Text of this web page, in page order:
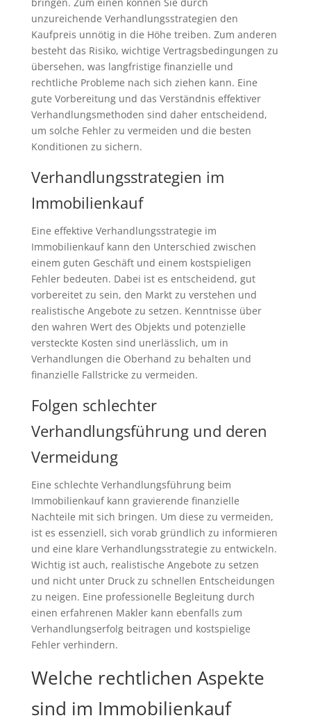
unzureichende Verhandlungsstrategien den
Kaufpreis unnötig in die Höhe treiben. Zum anderen
besteht das Risiko, wichtige Vertragsbedingungen zu
übersehen, was langfristige finanzielle und
rechtliche Probleme nach sich ziehen kann. Eine
gute Vorbereitung und das Verständnis effektiver
Verhandlungsmethoden sind daher entscheidend,
um solche Fehler zu vermeiden und die besten
Konditionen zu sichern.
Verhandlungsstrategien im
Immobilienkauf
Eine effektive Verhandlungsstrategie im
Immobilienkauf kann den Unterschied zwischen
einem guten Geschäft und einem kostspieligen
Fehler bedeuten. Dabei ist es entscheidend, gut
vorbereitet zu sein, den Markt zu verstehen und
realistische Angebote zu setzen. Kenntnisse über
den wahren Wert des Objekts und potenzielle
versteckte Kosten sind unerlässlich, um in
Verhandlungen die Oberhand zu behalten und
finanzielle Fallstricke zu vermeiden.
Folgen schlechter
Verhandlungsführung und deren
Vermeidung
Eine schlechte Verhandlungsführung beim
Immobilienkauf kann gravierende finanzielle
Nachteile mit sich bringen. Um diese zu vermeiden,
ist es essenziell, sich vorab gründlich zu informieren
und eine klare Verhandlungsstrategie zu entwickeln.
Wichtig ist auch, realistische Angebote zu setzen
und nicht unter Druck zu schnellen Entscheidungen
zu neigen. Eine professionelle Begleitung durch
einen erfahrenen Makler kann ebenfalls zum
Verhandlungserfolg beitragen und kostspielige
Fehler verhindern.
Welche rechtlichen Aspekte
sind im Immobilienkauf